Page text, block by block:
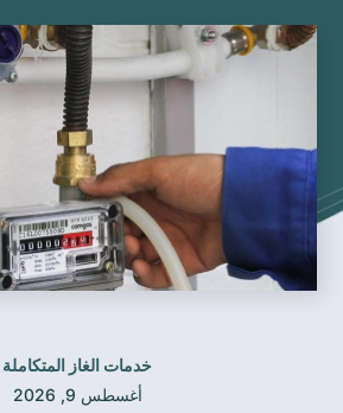
خدمات الغاز المتكاملة
أغسطس 9, 2026